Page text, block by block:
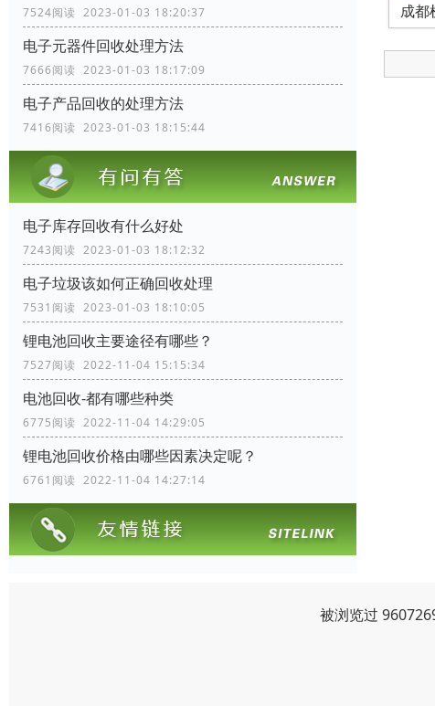
7524阅读 2023-01-03 18:20:37
电子元器件回收处理方法
7666阅读 2023-01-03 18:17:09
电子产品回收的处理方法
7416阅读 2023-01-03 18:15:44
电子库存回收有什么好处
7243阅读 2023-01-03 18:12:32
电子垃圾该如何正确回收处理
7531阅读 2023-01-03 18:10:05
锂电池回收主要途径有哪些？
7527阅读 2022-11-04 15:15:34
电池回收-都有哪些种类
6775阅读 2022-11-04 14:29:05
锂电池回收价格由哪些因素决定呢？
6761阅读 2022-11-04 14:27:14
成都
被浏览过